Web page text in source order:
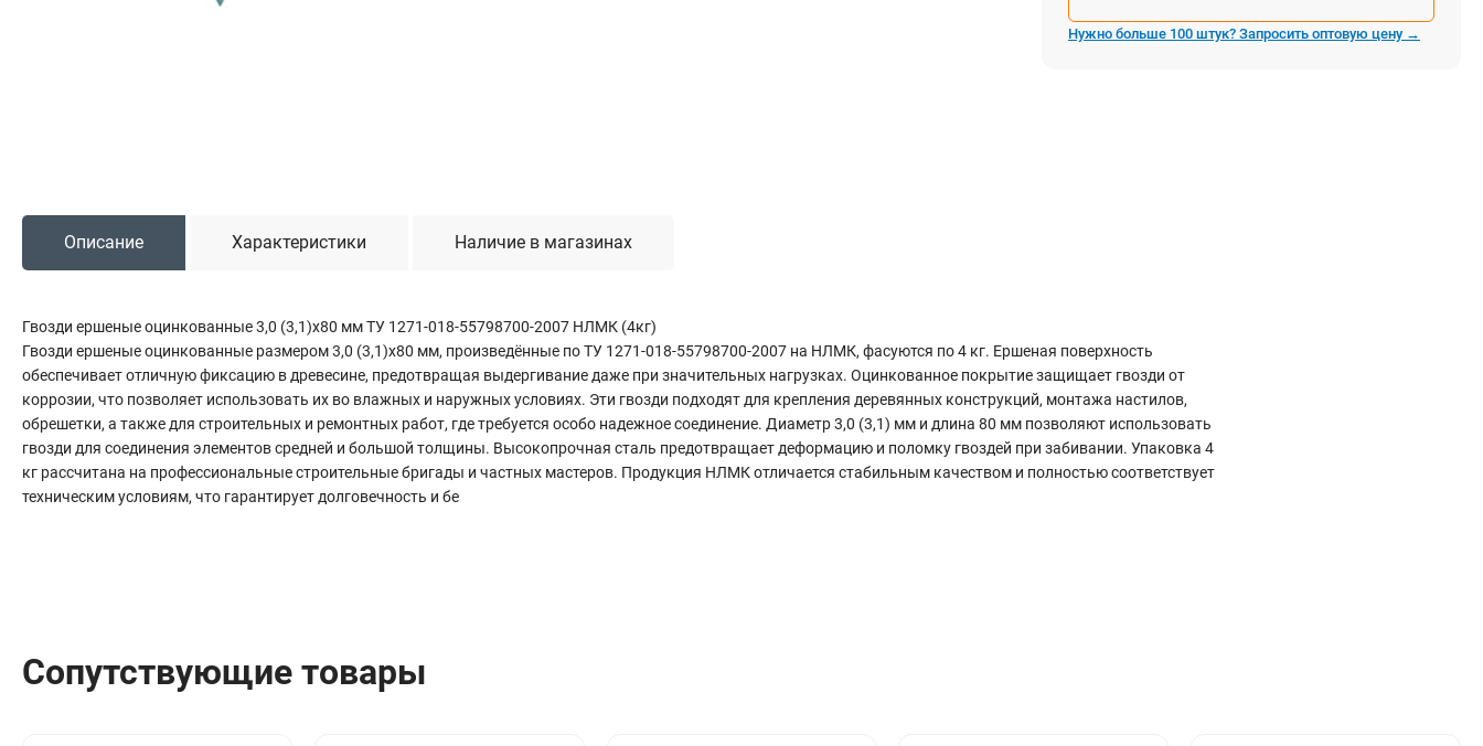
Садовая техника
Электростроительное оборудование
Компрессоры
Автомобильный инструмент
Домкраты
Щетки, скребки и лопаты автомобильные
Тали цепные
Полотна противопожарные
Шкафы пожарные
Щиты, ящики, стенды
Гипсокартон
Жидкое стекло
Затирки
Сантехника
Нужно больше 100 штук? Запросить оптовую цену →
Описание Характеристики Наличие в магазинах
Гвозди ершеные оцинкованные 3,0 (3,1)х80 мм ТУ 1271-018-55798700-2007 НЛМК (4кг)
Гвозди ершеные оцинкованные размером 3,0 (3,1)х80 мм, произведённые по ТУ 1271-018-55798700-2007 на НЛМК, фасуются по 4 кг. Ершеная поверхность
обеспечивает отличную фиксацию в древесине, предотвращая выдергивание даже при значительных нагрузках. Оцинкованное покрытие защищает гвозди от
коррозии, что позволяет использовать их во влажных и наружных условиях. Эти гвозди подходят для крепления деревянных конструкций, монтажа настилов,
обрешетки, а также для строительных и ремонтных работ, где требуется особо надежное соединение. Диаметр 3,0 (3,1) мм и длина 80 мм позволяют использовать
гвозди для соединения элементов средней и большой толщины. Высокопрочная сталь предотвращает деформацию и поломку гвоздей при забивании. Упаковка 4
кг рассчитана на профессиональные строительные бригады и частных мастеров. Продукция НЛМК отличается стабильным качеством и полностью соответствует
техническим условиям, что гарантирует долговечность и бе
Сопутствующие товары